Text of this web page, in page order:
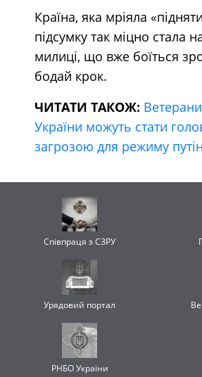
Країна, яка мріяла
підсумку так міцно стала
милиці, що вже боїться
бодай крок.
ЧИТАТИ ТАКОЖ:
України можуть стати
загрозою для режиму
Співпраця з СЗРУ
Урядовий портал
РНБО України